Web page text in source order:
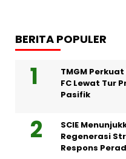
BERITA POPULER
TMGM
FC Lewat Tur
Pasifik
SCIE
Regenerasi
Respons